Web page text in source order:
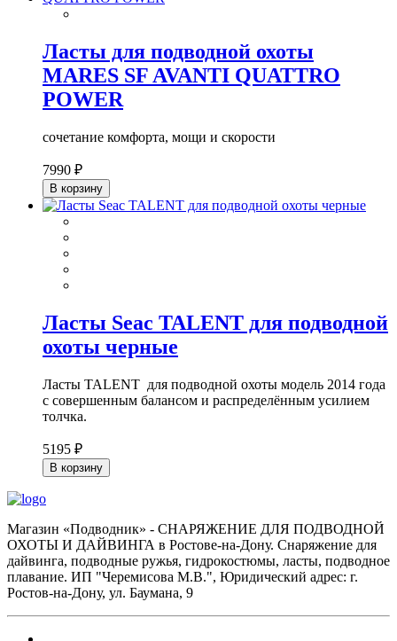
Ласты для подводной охоты
MARES SF AVANTI QUATTRO
POWER
сочетание комфорта, мощи и скорости
7990 ₽
В корзину
Ласты Seac TALENT для подводной
охоты черные
Ласты TALENT для подводной охоты модель 2014 года
с совершенным балансом и распределённым усилием
толчка.
5195 ₽
В корзину
Магазин «Подводник» - СНАРЯЖЕНИЕ ДЛЯ ПОДВОДНОЙ
ОХОТЫ И ДАЙВИНГА в Ростове-на-Дону. Снаряжение для
дайвинга, подводные ружья, гидрокостюмы, ласты, подводное
плавание. ИП "Черемисова М.В.", Юридический адрес: г.
Ростов-на-Дону, ул. Баумана, 9